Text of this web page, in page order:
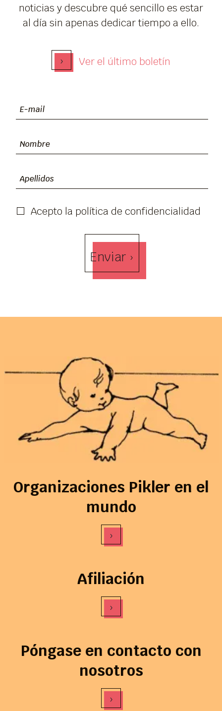
noticias y descubre qué sencillo es estar
al día sin apenas dedicar tiempo a ello.
› Ver el último boletín
Acepto la política de confidencialidad
Enviar ›
Organizaciones Pikler en el
mundo
›
Afiliación
›
Póngase en contacto con
nosotros
›